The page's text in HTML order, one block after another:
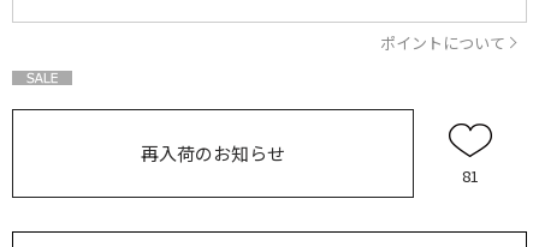
ポイントについて
再入荷のお知らせ
81